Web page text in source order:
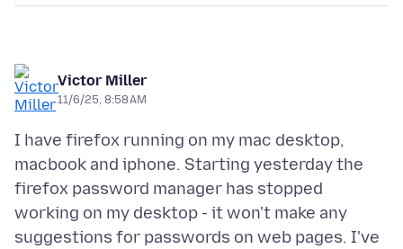
Victor Miller
11/6/25, 8:58 AM
I have firefox running on my mac desktop,
macbook and iphone. Starting yesterday the
firefox password manager has stopped
working on my desktop - it won't make any
suggestions for passwords on web pages. I've